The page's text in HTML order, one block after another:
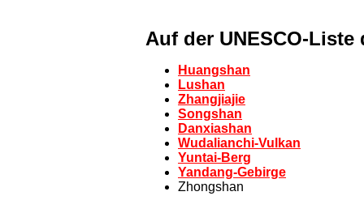
Auf der UNESCO-
Huangshan
Lushan
Zhangjiajie
Songshan
Danxiashan
Wudalianchi-Vulkan
Yuntai-Berg
Yandang-Gebirge
Zhongshan